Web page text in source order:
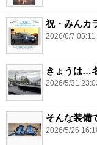
祝・みんカ
2026/6/7 05:11
きょうは…
2026/5/31
そんな装備
2026/5/26